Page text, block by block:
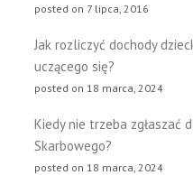
posted on 7 lipca, 2016
Jak rozliczyć dochody
uczącego się?
posted on 18 marca, 2024
Kiedy nie trzeba zgłaszać
Skarbowego?
posted on 18 marca, 2024